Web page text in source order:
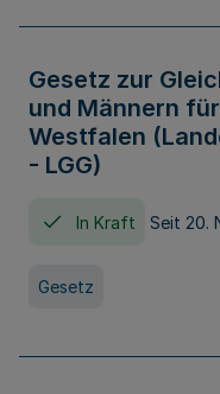
Gesetz zur
und Männern
Westfalen
- LGG)
In Kraft Seit 20.
Gesetz